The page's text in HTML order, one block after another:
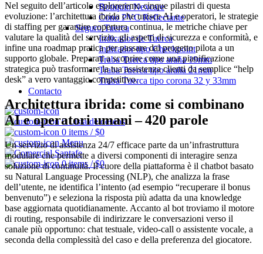
Botiquín Nexcare
Cono PVC Reflectante
Seguro Tuerca
Indicador de Tuerca
Indicador tipo Checkpoint
Traba Tuerca tipo araña 19mm
Traba Tuerca tipo araña 21mm
Traba Tuerca tipo corona 32 y 33mm
Contacto
0Lista de deseos
0 items / $0
Menu
0items / $0
Nel seguito dell’articolo esploreremo cinque pilastri di questa
evoluzione: l’architettura ibrida che unisce AI e operatori, le strategie
di staffing per garantire copertura continua, le metriche chiave per
valutare la qualità del servizio, gli aspetti di sicurezza e conformità, e
infine una roadmap pratica per passare dal progetto pilota a un
supporto globale. Preparati a scoprire come una pianificazione
strategica può trasformare la tua assistenza clienti da semplice “help
desk” a vero vantaggio competitivo.
Architettura ibrida: come si combinano
AI e operatori umani – 420 parole
Un servizio di assistenza 24/7 efficace parte da un’infrastruttura
modulare che permette a diversi componenti di interagire senza
soluzione di continuità. Il cuore della piattaforma è il chatbot basato
su Natural Language Processing (NLP), che analizza la frase
dell’utente, ne identifica l’intento (ad esempio “recuperare il bonus
benvenuto”) e seleziona la risposta più adatta da una knowledge
base aggiornata quotidianamente. Accanto al bot troviamo il motore
di routing, responsabile di indirizzare le conversazioni verso il
canale più opportuno: chat testuale, video‑call o assistente vocale, a
seconda della complessità del caso e della preferenza del giocatore.